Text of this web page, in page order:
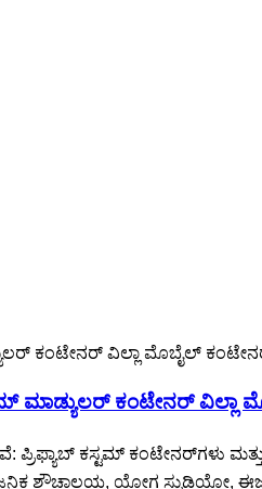
ಮಾಡ್ಯುಲರ್ ಕಂಟೇನರ್ ವಿಲ್ಲಾ
ಪ್ರಿಫ್ಯಾಬ್ ಕಸ್ಟಮ್ ಕಂಟೇನರ್‌ಗಳು
ಶೌಚಾಲಯ, ಯೋಗ ಸ್ಟುಡಿಯೋ,